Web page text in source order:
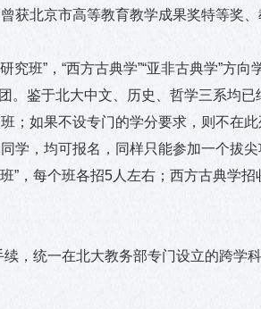
获北京市高等教育教学成果奖特等奖
班”，“西方古典学”“亚非古典学”方向
。鉴于北大中文、历史、哲学三系均已
；如果不设专门的学分要求，则不在
学，均可报名，同样只能参加一个拔尖
”，每个班各招5人左右；西方古典学招
，统一在北大教务部专门设立的跨学